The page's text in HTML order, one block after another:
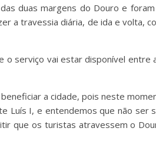
duas margens do Douro e
a travessia diária, de ida e volta,
o serviço vai estar disponível entre
a cidade, pois neste
Luís I, e entendemos que não ser
que os turistas atravessem o